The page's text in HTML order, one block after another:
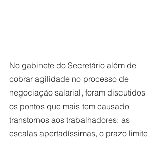
No gabinete do Secretário além de
cobrar agilidade no processo de
negociação salarial, foram discutidos
os pontos que mais tem causado
transtornos aos trabalhadores: as
escalas apertadíssimas, o prazo limite